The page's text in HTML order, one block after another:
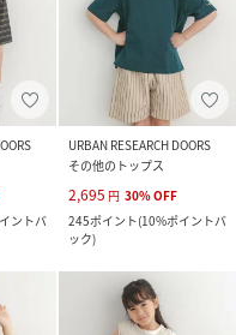
ントバ
URBAN RESEARCH DOORS
その他のトップス
2,695 円 30%OFF
245ポイント(10%ポイントバ
ック)